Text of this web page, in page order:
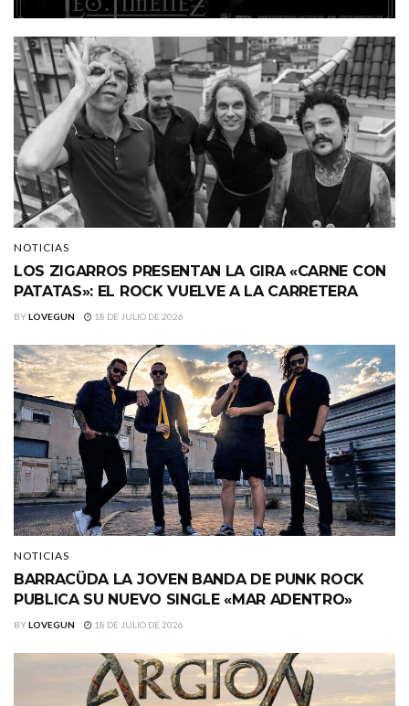
NOTICIAS
LOS ZIGARROS PRESENTAN LA GIRA «CARNE CON
PATATAS»: EL ROCK VUELVE A LA CARRETERA
BYLOVEGUN 18 DE JULIO DE 2026
NOTICIAS
BARRACÜDA LA JOVEN BANDA DE PUNK ROCK
PUBLICA SU NUEVO SINGLE «MAR ADENTRO»
BYLOVEGUN 18 DE JULIO DE 2026